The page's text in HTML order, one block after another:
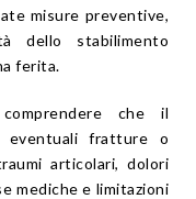
misure preventive,
dello stabilimento
ferita.
che il
eventuali fratture o
articolari, dolori
mediche e limitazioni